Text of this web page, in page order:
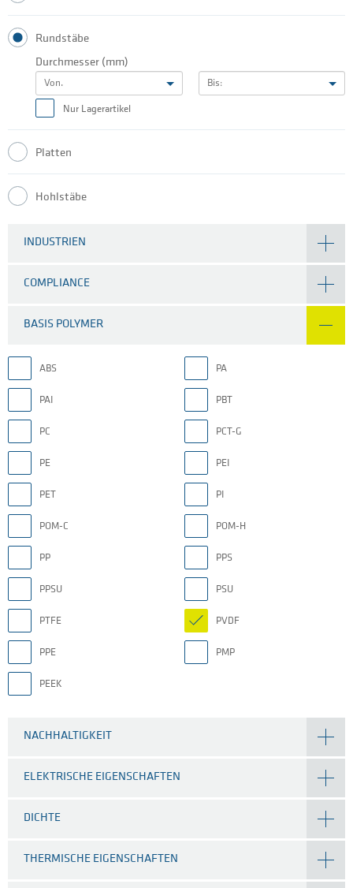
Rundstäbe
Durchmesser (mm)
Von. Bis:
Nur Lagerartikel
Platten
Hohlstäbe
INDUSTRIEN
COMPLIANCE
BASIS POLYMER
ABS PA
PAI PBT
PC PCT-G
PE PEI
PET PI
POM-C POM-H
PP PPS
PPSU PSU
PTFE PVDF
PPE PMP
PEEK
NACHHALTIGKEIT
ELEKTRISCHE EIGENSCHAFTEN
DICHTE
THERMISCHE EIGENSCHAFTEN